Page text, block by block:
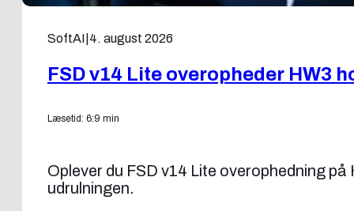
SoftAI 4. august 2026
FSD v14 Lite overopheder HW3
Læsetid: 6:9 min
Oplever du FSD v14 Lite overophedning
udrulningen.